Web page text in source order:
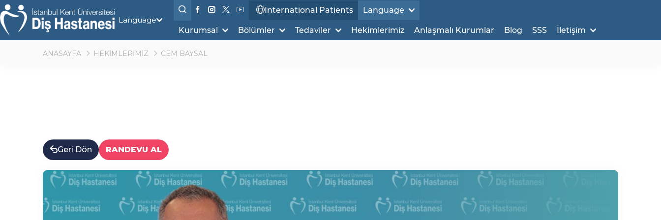
Language
International Patients Language
Kurumsal Bölümler Tedaviler Hekimlerimiz Anlaşmalı Kurumlar Blog SSS İletişim
ANASAYFA HEKİMLERİMİZ CEM BAYSAL
Geri Dön RANDEVU AL